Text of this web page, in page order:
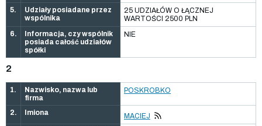
5.
Udziały posiadane przez
wspólnika
25 UDZIAŁÓW O ŁĄCZNEJ
WARTOŚCI 2500 PLN
6.
Informacja, czy wspólnik
posiada całość udziałów
spółki
NIE
2
1.
Nazwisko, nazwa lub
firma
POSKROBKO
2. Imiona
MACIEJ